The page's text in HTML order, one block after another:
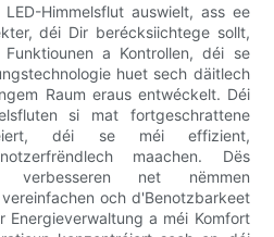
Himmelsflut auswielt, ass ee
déi Dir berécksiichtege sollt,
a Kontrollen, déi se
huet sech däitlech
Raum eraus entwéckelt. Déi
si mat fortgeschrattene
déi se méi effizient,
maachen. Dës
verbesseren net nëmmen
och d'Benotzbarkeet
Energieverwaltung a méi Komfort